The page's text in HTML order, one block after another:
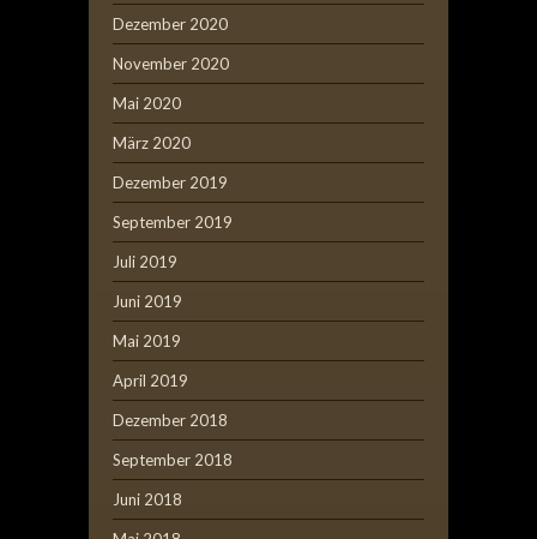
Dezember 2020
November 2020
Mai 2020
März 2020
Dezember 2019
September 2019
Juli 2019
Juni 2019
Mai 2019
April 2019
Dezember 2018
September 2018
Juni 2018